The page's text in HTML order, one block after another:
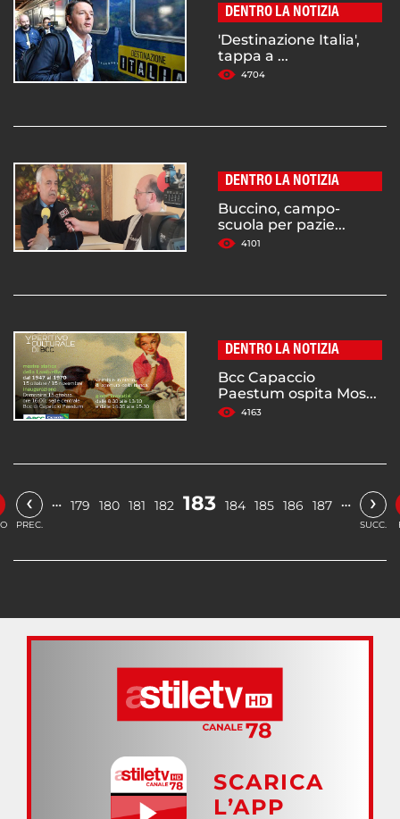
DENTRO LA NOTIZIA
'Destinazione Italia',
tappa a ...
4704
DENTRO LA NOTIZIA
Buccino, campo-
scuola per pazie...
4101
DENTRO LA NOTIZIA
Bcc Capaccio
Paestum ospita Mos...
4163
‹
PREC.
… 179 180 181 182 183 184 185 186 187 … ›
SUCC.
SCARICA
L’APP